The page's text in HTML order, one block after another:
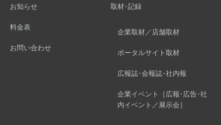
お知らせ
料金表
お問い合わせ
取材･記録
企業取材／店舗取材
ポータルサイト取材
広報誌･会報誌･社内報
企業イベント［広報･広告･社
内イベント／展示会］